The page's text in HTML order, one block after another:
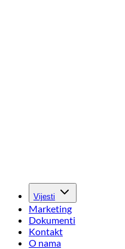
Vijesti
Marketing
Dokumenti
Kontakt
O nama